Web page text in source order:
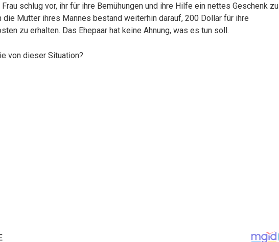
schlug vor, ihr für ihre Bemühungen und ihre Hilfe ein nettes Geschenk zu
die Mutter ihres Mannes bestand weiterhin darauf, 200 Dollar für ihre
zu erhalten. Das Ehepaar hat keine Ahnung, was es tun soll.
von dieser Situation?